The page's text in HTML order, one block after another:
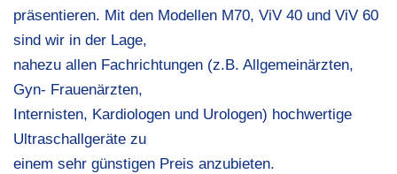
präsentieren. Mit den Modellen M70, ViV 40 und ViV 60
sind wir in der Lage,
nahezu allen Fachrichtungen (z.B. Allgemeinärzten,
Gyn- Frauenärzten,
Internisten, Kardiologen und Urologen) hochwertige
Ultraschallgeräte zu
einem sehr günstigen Preis anzubieten.